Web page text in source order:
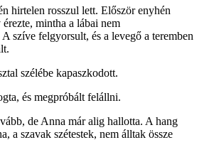
hirtelen rosszul lett. Először enyhén
mintha a lábai nem
szíve felgyorsult, és a levegő a teremben
szélébe kapaszkodott.
és megpróbált felállni.
de Anna már alig hallotta. A hang
a szavak szétestek, nem álltak össze